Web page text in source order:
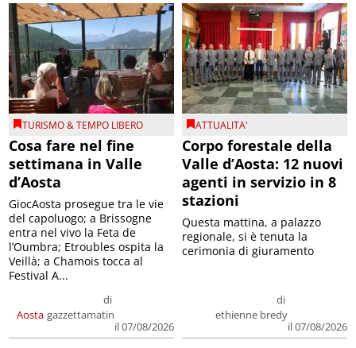
TURISMO & TEMPO LIBERO
Cosa fare nel fine
settimana in Valle
d’Aosta
Aosta
di
gazzettamatin
il 07/08/2026
GiocAosta prosegue tra le vie
del capoluogo; a Brissogne
entra nel vivo la Feta de
l’Oumbra; Etroubles ospita la
Veillà; a Chamois tocca al
Festival A...
ATTUALITA'
Corpo forestale della
Valle d’Aosta: 12 nuovi
agenti in servizio in 8
stazioni
di
ethienne bredy
il 07/08/2026
Questa mattina, a palazzo
regionale, si è tenuta la
cerimonia di giuramento